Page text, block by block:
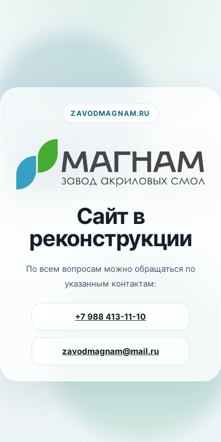
ZAVODMAGNAM.RU
Сайт в
реконструкции
По всем вопросам можно обращаться по
указанным контактам:
+7 988 413-11-10
zavodmagnam@mail.ru